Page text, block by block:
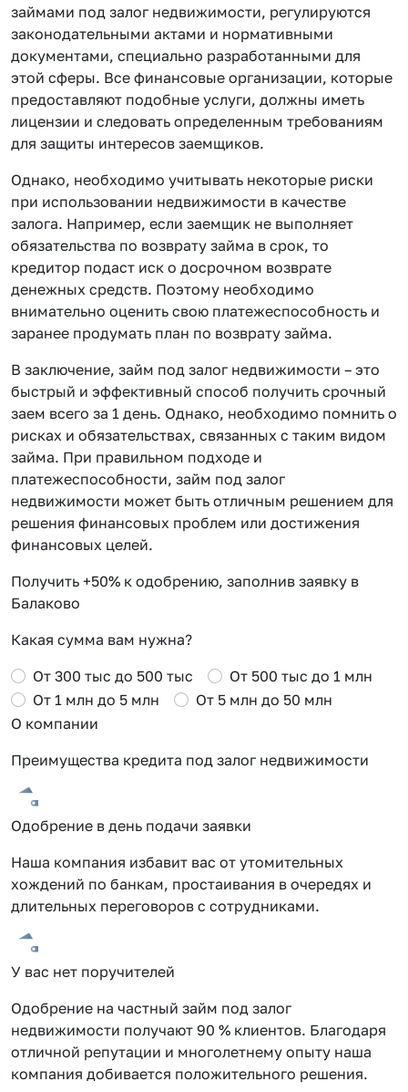
займами под залог недвижимости, регулируются
законодательными актами и нормативными
документами, специально разработанными для
этой сферы. Все финансовые организации, которые
предоставляют подобные услуги, должны иметь
лицензии и следовать определенным требованиям
для защиты интересов заемщиков.
Однако, необходимо учитывать некоторые риски
при использовании недвижимости в качестве
залога. Например, если заемщик не выполняет
обязательства по возврату займа в срок, то
кредитор подаст иск о досрочном возврате
денежных средств. Поэтому необходимо
внимательно оценить свою платежеспособность и
заранее продумать план по возврату займа.
В заключение, займ под залог недвижимости – это
быстрый и эффективный способ получить срочный
заем всего за 1 день. Однако, необходимо помнить о
рисках и обязательствах, связанных с таким видом
займа. При правильном подходе и
платежеспособности, займ под залог
недвижимости может быть отличным решением для
решения финансовых проблем или достижения
финансовых целей.
Получить +50% к одобрению, заполнив заявку в
Балаково
Какая сумма вам нужна?
От 300 тыс до 500 тыс
От 500 тыс до 1 млн
От 1 млн до 5 млн
От 5 млн до 50 млн
О компании
Преимущества кредита под залог недвижимости
Одобрение в день подачи заявки
Наша компания избавит вас от утомительных
хождений по банкам, простаивания в очередях и
длительных переговоров с сотрудниками.
У вас нет поручителей
Одобрение на частный займ под залог
недвижимости получают 90 % клиентов. Благодаря
отличной репутации и многолетнему опыту наша
компания добивается положительного решения.